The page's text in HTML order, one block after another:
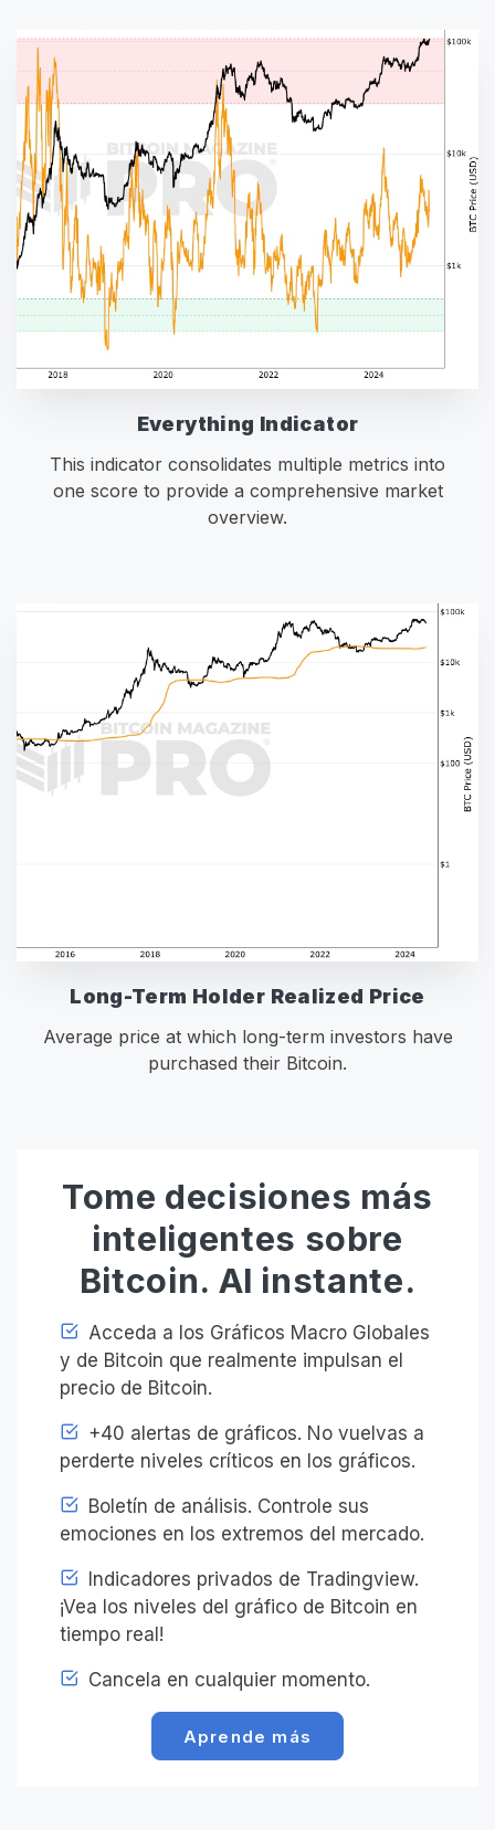
Everything Indicator
This indicator consolidates multiple metrics into
one score to provide a comprehensive market
overview.
Long-Term Holder Realized Price
Average price at which long-term investors have
purchased their Bitcoin.
Tome decisiones más
inteligentes sobre
Bitcoin. Al instante.
Acceda a los Gráficos Macro Globales
y de Bitcoin que realmente impulsan el
precio de Bitcoin.
+40 alertas de gráficos. No vuelvas a
perderte niveles críticos en los gráficos.
Boletín de análisis. Controle sus
emociones en los extremos del mercado.
Indicadores privados de Tradingview.
¡Vea los niveles del gráfico de Bitcoin en
tiempo real!
Cancela en cualquier momento.
Aprende más